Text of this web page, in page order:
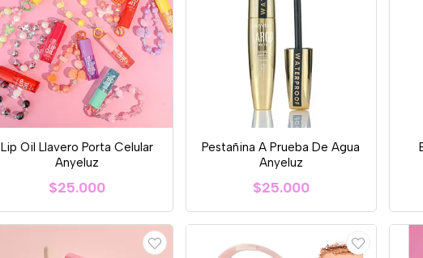
Lip Oil Llavero Porta Celular
Anyeluz
$25.000
Pestañina A Prueba De Agua
Anyeluz
$25.000